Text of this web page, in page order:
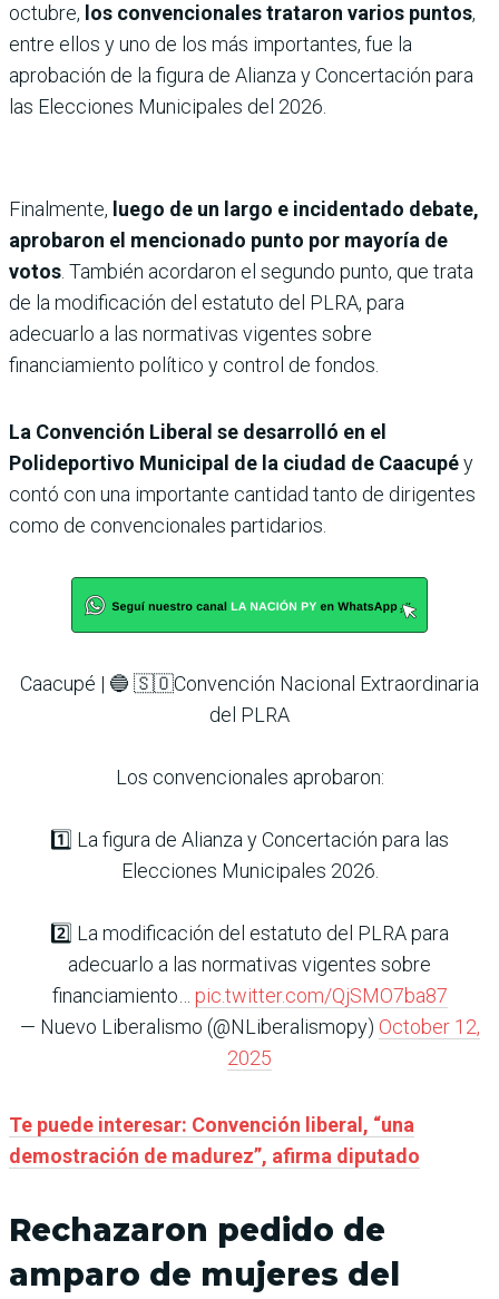
octubre, los convencionales trataron varios puntos,
entre ellos y uno de los más importantes, fue la
aprobación de la figura de Alianza y Concertación para
las Elecciones Municipales del 2026.
Finalmente, luego de un largo e incidentado debate,
aprobaron el mencionado punto por mayoría de
votos . También acordaron el segundo punto, que trata
de la modificación del estatuto del PLRA, para
adecuarlo a las normativas vigentes sobre
financiamiento político y control de fondos.
La Convención Liberal se desarrolló en el
Polideportivo Municipal de la ciudad de Caacupéy
contó con una importante cantidad tanto de dirigentes
como de convencionales partidarios.
Caacupé | 🔵 🇸🇴Convención Nacional Extraordinaria
del PLRA
Los convencionales aprobaron:
1️⃣ La figura de Alianza y Concertación para las
Elecciones Municipales 2026.
2️⃣ La modificación del estatuto del PLRA para
adecuarlo a las normativas vigentes sobre
financiamiento… pic.twitter.com/QjSMO7ba87
— Nuevo Liberalismo (@NLiberalismopy) October 12,
2025
Te puede interesar: Convención liberal, “una
demostración de madurez”, afirma diputado
Rechazaron pedido de
amparo de mujeres del